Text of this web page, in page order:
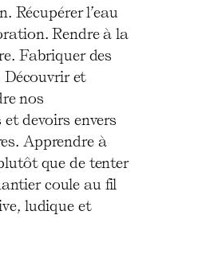
Récupérer l’eau
Rendre à la
Fabriquer des
Découvrir et
nos
devoirs envers
Apprendre à
que de tenter
coule au fil
ludique et